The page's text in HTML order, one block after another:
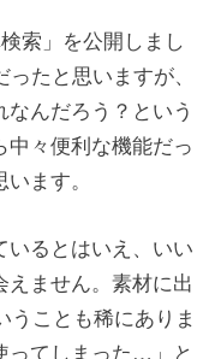
索」を公開しまし
たと思いますが、
んだろう？という
々便利な機能だっ
ます。
るとはいえ、いい
ません。素材に出
ことも稀にありま
ってしまった…」と